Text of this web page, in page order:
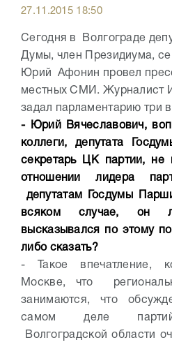
27.11.2015 18:50
Сегодня в Волгограде
Думы, член Президиума,
Юрий Афонин провел
местных СМИ. Журналист
задал парламентарию три
- Юрий Вячеславович,
коллеги, депутата
секретарь ЦК партии,
отношении лидера
депутатам Госдумы
всяком случае, он
высказывался по этому
либо сказать?
- Такое впечатление,
Москве, что
занимаются, что
самом деле
Волгоградской области